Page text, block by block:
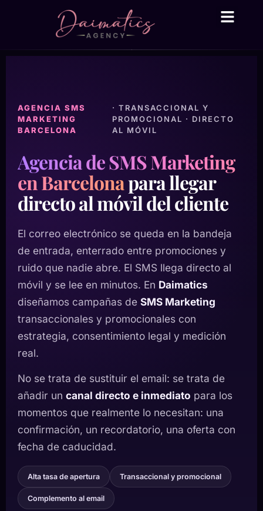
AGENCIA SMS
MARKETING
BARCELONA
· TRANSACCIONAL Y
PROMOCIONAL · DIRECTO
AL MÓVIL
Agencia de SMS Marketing
en Barcelonapara llegar
directo al móvil del cliente
El correo electrónico se queda en la bandeja
de entrada, enterrado entre promociones y
ruido que nadie abre. El SMS llega directo al
móvil y se lee en minutos. En Daimatics
diseñamos campañas de SMS Marketing
transaccionales y promocionales con
estrategia, consentimiento legal y medición
real.
No se trata de sustituir el email: se trata de
añadir un canal directo e inmediato para los
momentos que realmente lo necesitan: una
confirmación, un recordatorio, una oferta con
fecha de caducidad.
Alta tasa de apertura Transaccional y promocional
Complemento al email
Daima Business AI
● En línea